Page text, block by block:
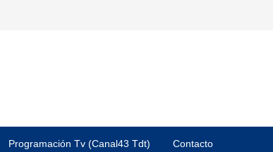
Programación Tv (Canal43 Tdt) Contacto